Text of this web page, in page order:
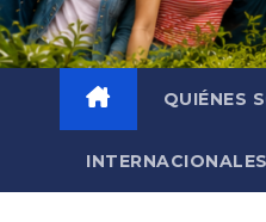
QUIÉNES
INTERNACIONALES